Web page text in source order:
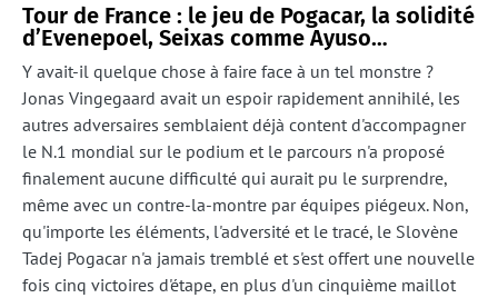
Tour de France : le jeu de Pogacar, la solidité
d’Evenepoel, Seixas comme Ayuso…
Y avait-il quelque chose à faire face à un tel monstre ?
Jonas Vingegaard avait un espoir rapidement annihilé, les
autres adversaires semblaient déjà content d'accompagner
le N.1 mondial sur le podium et le parcours n'a proposé
finalement aucune difficulté qui aurait pu le surprendre,
même avec un contre-la-montre par équipes piégeux. Non,
qu'importe les éléments, l'adversité et le tracé, le Slovène
Tadej Pogacar n'a jamais tremblé et s'est offert une nouvelle
fois cinq victoires d'étape, en plus d'un cinquième maillot